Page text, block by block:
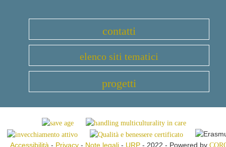
contatti
elenco siti tematici
progetti
Accessibilità - Privacy- Note legali- URP- 2022 - Powered by